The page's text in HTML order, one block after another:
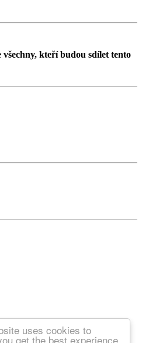
uses cookies to
get the best experience
kteří budou sdílet tento